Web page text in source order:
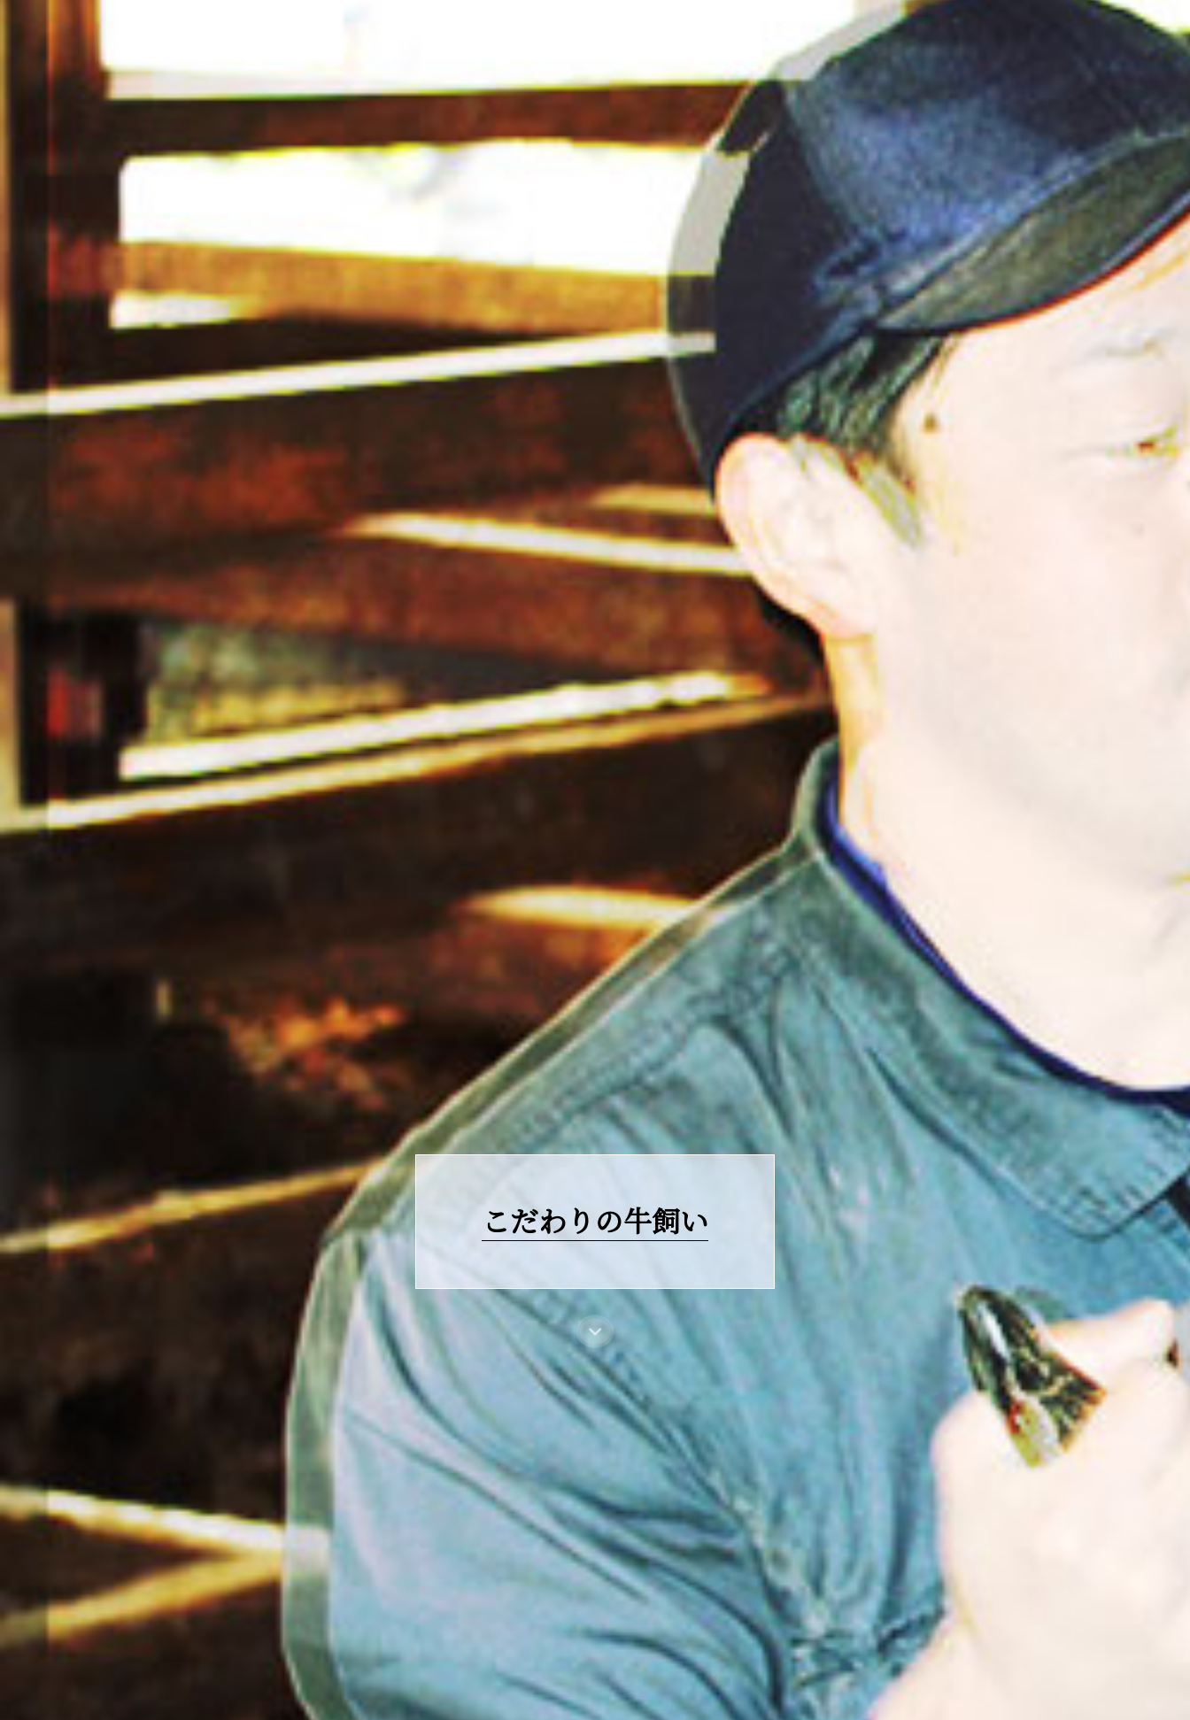
こだわりの牛飼い
expand_more